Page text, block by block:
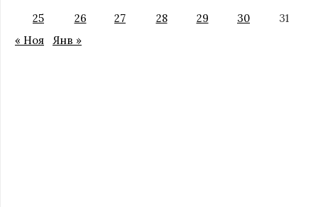
25
26 27 28 29 30
31
« Ноя
Янв »